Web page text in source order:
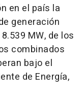
en el país la
generación
MW, de los
combinados
bajo el
de Energía,